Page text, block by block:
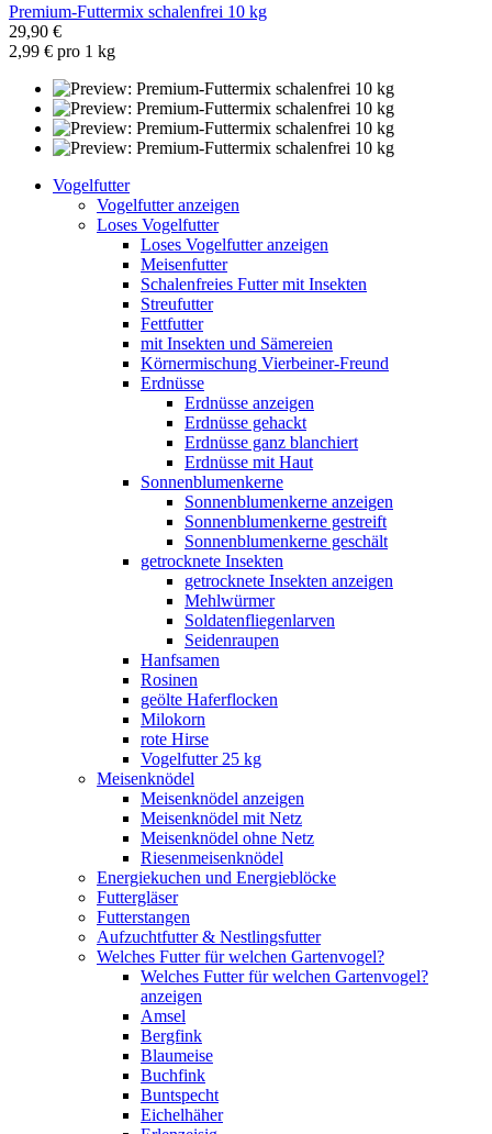
Premium-Futtermix schalenfrei 10 kg
29,90 €
2,99 € pro 1 kg
Vogelfutter
Vogelfutter anzeigen
Loses Vogelfutter
Loses Vogelfutter anzeigen
Meisenfutter
Schalenfreies Futter mit Insekten
Streufutter
Fettfutter
mit Insekten und Sämereien
Körnermischung Vierbeiner-Freund
Erdnüsse
Erdnüsse anzeigen
Erdnüsse gehackt
Erdnüsse ganz blanchiert
Erdnüsse mit Haut
Sonnenblumenkerne
Sonnenblumenkerne anzeigen
Sonnenblumenkerne gestreift
Sonnenblumenkerne geschält
getrocknete Insekten
getrocknete Insekten anzeigen
Mehlwürmer
Soldatenfliegenlarven
Seidenraupen
Hanfsamen
Rosinen
geölte Haferflocken
Milokorn
rote Hirse
Vogelfutter 25 kg
Meisenknödel
Meisenknödel anzeigen
Meisenknödel mit Netz
Meisenknödel ohne Netz
Riesenmeisenknödel
Energiekuchen und Energieblöcke
Futtergläser
Futterstangen
Aufzuchtfutter & Nestlingsfutter
Welches Futter für welchen Gartenvogel?
Welches Futter für welchen Gartenvogel?
anzeigen
Amsel
Bergfink
Blaumeise
Buchfink
Buntspecht
Eichelhäher